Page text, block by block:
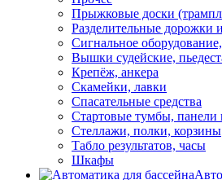
Прыжковые доски
Разделительные дорожки
Cигнальное
Вышки судейские,
Крепёж, анкера
Скамейки, лавки
Спасательные средства
Стартовые тумбы, панели
Стеллажи, полки, корзины
Табло результатов, часы
Шкафы